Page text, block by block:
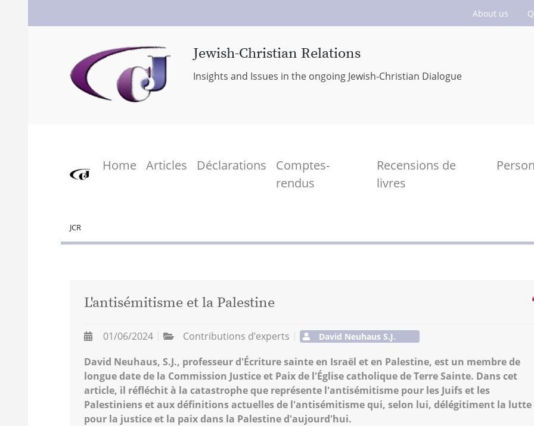
About us
Jewish-Christian Relations
Insights and Issues in the ongoing Jewish-Christian Dialogue
Home Articles Déclarations
Comptes-
rendus
Recensions de
livres
JCR
L'antisémitisme et la Palestine
01/06/2024 Contributions d’experts David Neuhaus S.J.
David Neuhaus, S.J., professeur d'Écriture sainte en Israël et en Palestine, est un membre de
longue date de la Commission Justice et Paix de l'Église catholique de Terre Sainte. Dans cet
article, il réfléchit à la catastrophe que représente l'antisémitisme pour les Juifs et les
Palestiniens et aux définitions actuelles de l'antisémitisme qui, selon lui, délégitiment la lutte
pour la justice et la paix dans la Palestine d'aujourd'hui.